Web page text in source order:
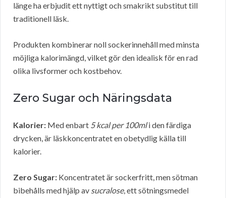
länge ha erbjudit ett nyttigt och smakrikt substitut till
traditionell läsk.
Produkten kombinerar noll sockerinnehåll med minsta
möjliga kalorimängd, vilket gör den idealisk för en rad
olika livsformer och kostbehov.
Zero Sugar och Näringsdata
Kalorier: Med enbart 5 kcal per 100mli den färdiga
drycken, är läskkoncentratet en obetydlig källa till
kalorier.
Zero Sugar: Koncentratet är sockerfritt, men sötman
bibehålls med hjälp av sucralose, ett sötningsmedel